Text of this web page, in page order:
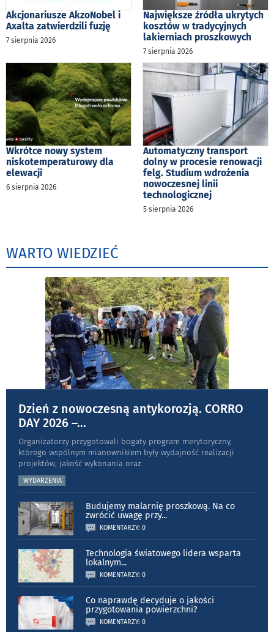
Akcjonariusze AkzoNobel i
Axalta zatwierdzili fuzję
7 sierpnia 2026
Największe źródła ukrytych
kosztów w tradycyjnych
lakierniach proszkowych
7 sierpnia 2026
Wkrótce nowy system
niskotemperaturowy dla
elewacji
6 sierpnia 2026
Automatyczny transport
dolny w procesie renowacji
felg. Studium wdrożenia
nowoczesnej linii
technologicznej
5 sierpnia 2026
WARTO WIEDZIEĆ
Dzień z nowoczesną antykorozją. CORRO
DAY 2026 –...
Organizatorzy przygotowali bogaty program merytoryczny,
którego wspólnym mianownikiem były wydajność realizacji
projektów, jakość wykonania oraz...
WYDARZENIA
Budujemy malarnię proszkową. Na co
zwrócić uwagę przy...
KOMENTARZY: 0
Technologia światowego lidera wsparta
lokalnym...
KOMENTARZY: 0
Co naprawdę decyduje o jakości
przygotowania powierzchni?
KOMENTARZY: 0